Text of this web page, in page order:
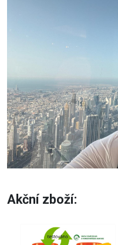
Akční zboží: